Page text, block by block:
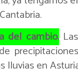
del cambio.
lluvias en